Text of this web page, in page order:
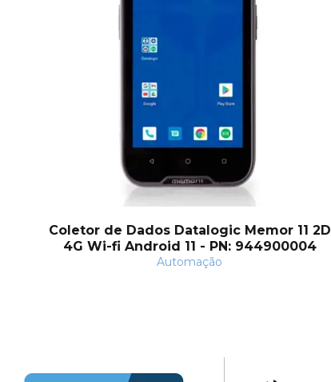
Coletor de Dados Datalogic Memor 11 2D
4G Wi-fi Android 11 - PN: 944900004
Automação